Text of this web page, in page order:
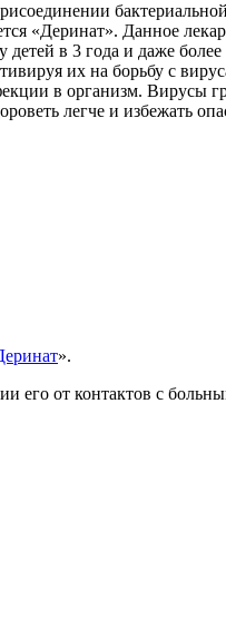
«Деринат». Данное
в 3 года и даже
их на борьбу с
в организм. Вирусы
легче и избежать
».
его от контактов с